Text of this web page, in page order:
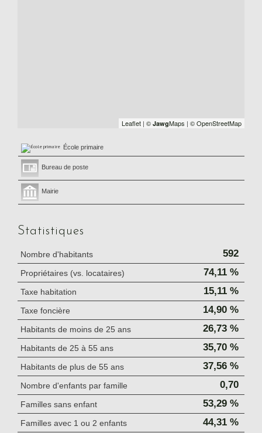
Leaflet | © JawgMaps | © OpenStreetMap
École primaire
Bureau de poste
Mairie
Statistiques
Nombre d'habitants 592
Propriétaires (vs. locataires) 74,11 %
Taxe habitation 15,11 %
Taxe foncière 14,90 %
Habitants de moins de 25 ans 26,73 %
Habitants de 25 à 55 ans 35,70 %
Habitants de plus de 55 ans 37,56 %
Nombre d'enfants par famille 0,70
Familles sans enfant 53,29 %
Familles avec 1 ou 2 enfants 44,31 %